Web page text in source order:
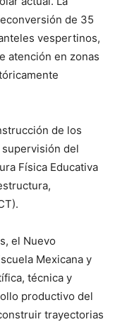
de 35
vespertinos,
atención en zonas
de los
supervisión del
Física Educativa
el Nuevo
Mexicana y
técnica y
productivo del
trayectorias